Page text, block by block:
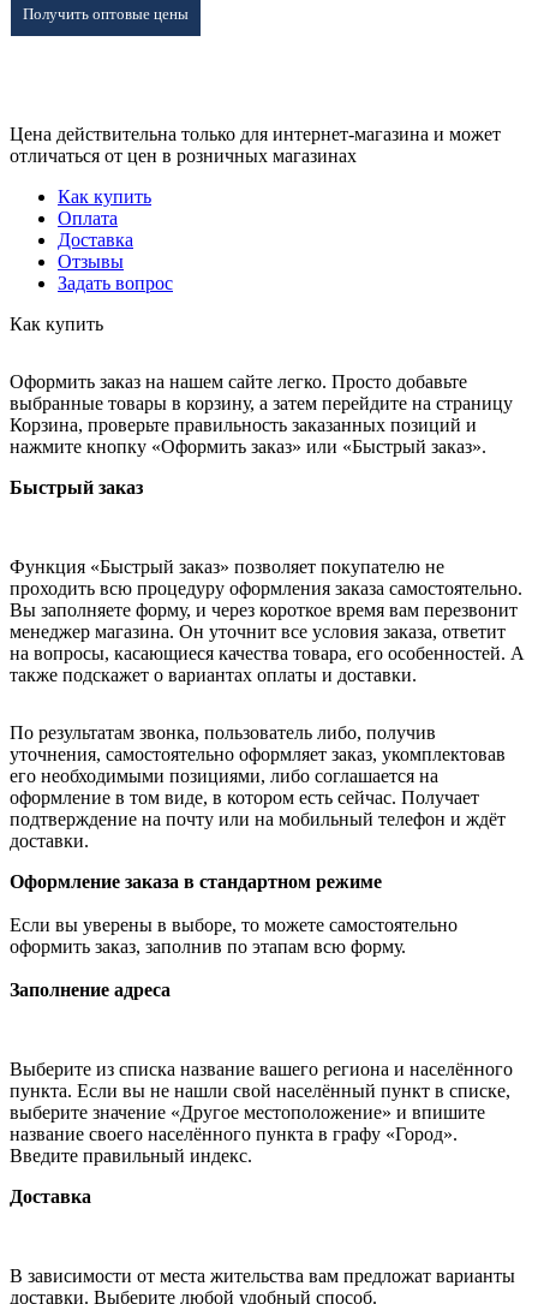
Получить оптовые цены
Цена действительна только для интернет-магазина и может
отличаться от цен в розничных магазинах
Как купить
Оплата
Доставка
Отзывы
Задать вопрос
Как купить
Оформить заказ на нашем сайте легко. Просто добавьте
выбранные товары в корзину, а затем перейдите на страницу
Корзина, проверьте правильность заказанных позиций и
нажмите кнопку «Оформить заказ» или «Быстрый заказ».
Быстрый заказ
Функция «Быстрый заказ» позволяет покупателю не
проходить всю процедуру оформления заказа самостоятельно.
Вы заполняете форму, и через короткое время вам перезвонит
менеджер магазина. Он уточнит все условия заказа, ответит
на вопросы, касающиеся качества товара, его особенностей. А
также подскажет о вариантах оплаты и доставки.
По результатам звонка, пользователь либо, получив
уточнения, самостоятельно оформляет заказ, укомплектовав
его необходимыми позициями, либо соглашается на
оформление в том виде, в котором есть сейчас. Получает
подтверждение на почту или на мобильный телефон и ждёт
доставки.
Оформление заказа в стандартном режиме
Если вы уверены в выборе, то можете самостоятельно
оформить заказ, заполнив по этапам всю форму.
Заполнение адреса
Выберите из списка название вашего региона и населённого
пункта. Если вы не нашли свой населённый пункт в списке,
выберите значение «Другое местоположение» и впишите
название своего населённого пункта в графу «Город».
Введите правильный индекс.
Доставка
В зависимости от места жительства вам предложат варианты
доставки. Выберите любой удобный способ.